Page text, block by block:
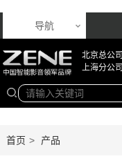
导航
北京总公司
上海分公司
首页 > 产品